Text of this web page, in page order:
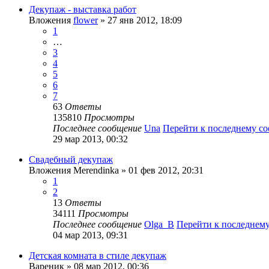
Декупаж - выставка работ
Вложения flower» 27 янв 2012, 18:09
1
…
3
4
5
6
7
63 Ответы
135810 Просмотры
Последнее сообщение Una Перейти к последнему
29 мар 2013, 00:32
Свадебный декупаж
Вложения Merendinka » 01 фев 2012, 20:31
1
2
13 Ответы
34111 Просмотры
Последнее сообщение Olga_B Перейти к
04 мар 2013, 09:31
Детская комната в стиле декупаж
Вареник » 08 мар 2012, 00:36